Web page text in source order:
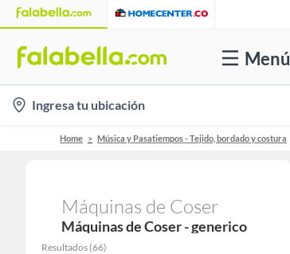
Menú
location-
icon
Ingresa tu ubicación
Home Música y Pasatiempos - Tejido, bordado y costura
Máquinas de Coser
Máquinas de Coser - generico
Resultados (66)